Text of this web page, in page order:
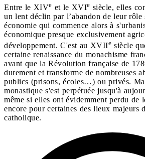
Entre le XIVe et le XVIe siècle, elles
un lent déclin par l’abandon de leur rôle
économie qui commence alors à
économique presque exclusivement
développement. C'est au XVIIe siècle
certaine renaissance du monachisme
avant que la Révolution française de
durement et transforme de nombreuses
publics (prisons, écoles…) ou privés.
monastique s'est perpétuée jusqu'à
même si elles ont évidemment perdu de
encore pour certaines des lieux majeurs
catholique.